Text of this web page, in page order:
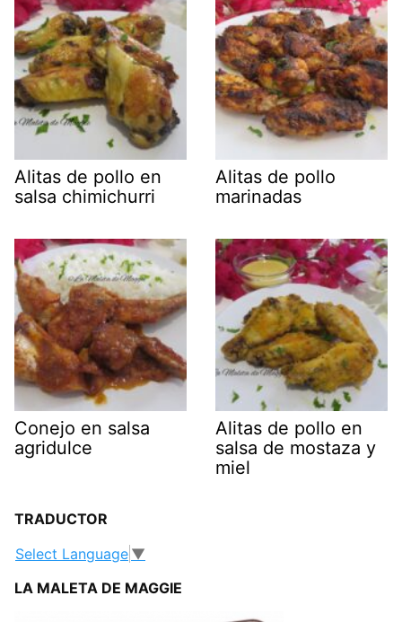
Alitas de pollo en
salsa chimichurri
Alitas de pollo
marinadas
Conejo en salsa
agridulce
Alitas de pollo en
salsa de mostaza y
miel
TRADUCTOR
Select Language ▼
LA MALETA DE MAGGIE